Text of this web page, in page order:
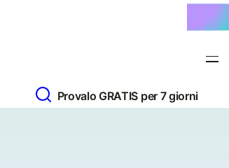
Provalo GRATIS per 7 giorni